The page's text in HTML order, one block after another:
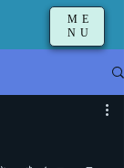
ME
NU